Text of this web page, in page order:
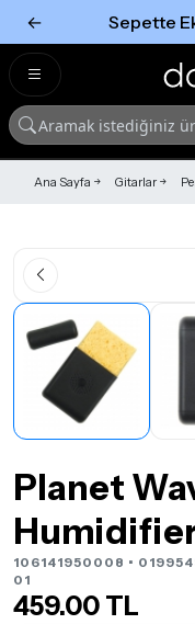
← Sepette
Ana Sayfa Gitarlar
Planet
106141950008 •
01
459.00 TL